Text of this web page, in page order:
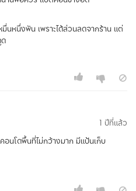
นหนึ่งพัน เพราะได้ส่วนลดจากร้าน แต่
1 ปีที่แล้ว
อนโดพื้นที่ไม่กว้างมาก มีแป้นเก็บ